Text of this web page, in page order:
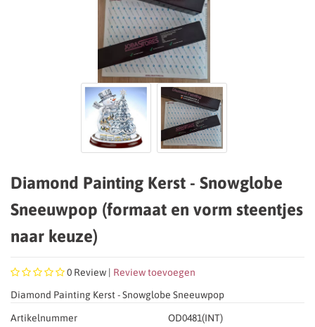
Diamond Painting Kerst - Snowglobe
Sneeuwpop (formaat en vorm steentjes
naar keuze)
0 Review | Review toevoegen
Diamond Painting Kerst - Snowglobe Sneeuwpop
Artikelnummer
OD0481(INT)